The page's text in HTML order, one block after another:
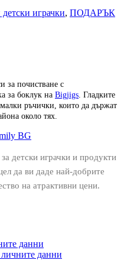
играчки, ПОДАРЪК
за почистване с
за боклук на Bigjigs . Гладките
ръчички, които да държат
около тях.
детски играчки и продукти
да ви даде най-добрите
на атрактивни цени.
данни
данни